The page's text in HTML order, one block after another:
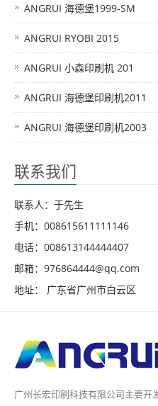
ANGRUI 海德堡1999-SM
ANGRUI RYOBI 2015
ANGRUI 小森印刷机 201
ANGRUI 海德堡印刷机2011
ANGRUI 海德堡印刷机2003
联系我们
联系人：于先生
手机：008615611111146
电话：008613144444407
邮箱：976864444@qq.com
地址： 广东省广州市白云区
广州长宏印刷科技有限公司主要开